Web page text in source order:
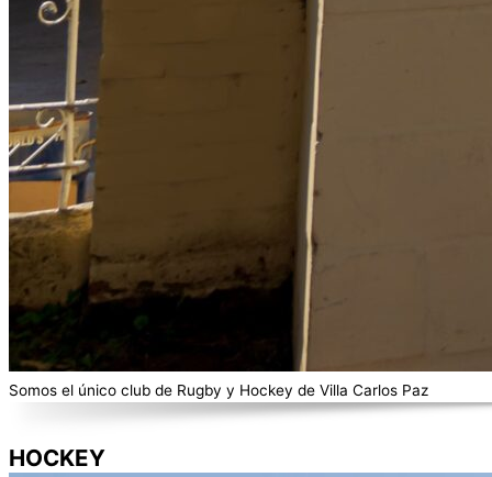
Somos el único club de Rugby y Hockey de Villa Carlos Paz
HOCKEY